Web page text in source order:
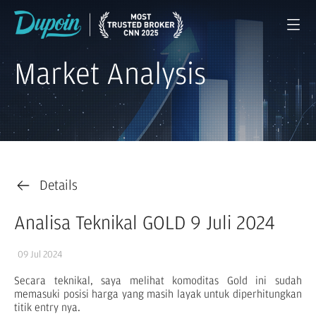
Market Analysis
Details
Analisa Teknikal GOLD 9 Juli 2024
09 Jul 2024
Secara teknikal, saya melihat komoditas Gold ini sudah
memasuki posisi harga yang masih layak untuk diperhitungkan
titik entry nya.